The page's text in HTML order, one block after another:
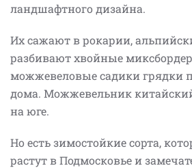
ландшафтного дизайна.
Их сажают в рокарии,
разбивают хвойные
можжевеловые садики грядки
дома. Можжевельник
на юге.
Но есть зимостойкие сорта,
растут в Подмосковье и